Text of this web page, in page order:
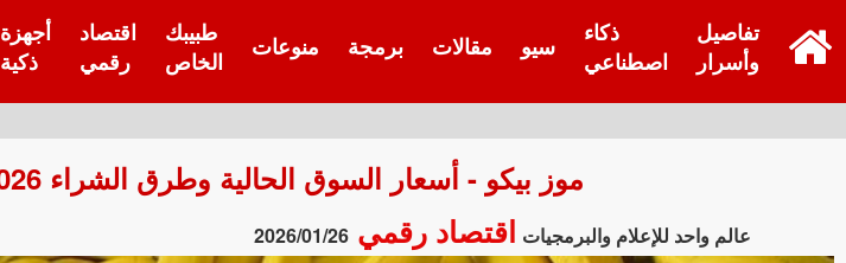
أجهزة
ذكية
اقتصاد
رقمي
طبيبك
الخاص
منوعات برمجة مقالات سيو
ذكاء
اصطناعي
تفاصيل
وأسرار
موز بيكو - أسعار السوق الحالية وطرق الشراء 2026-01-25
عالم واحد للإعلام والبرمجيات اقتصاد رقمي 2026/01/26